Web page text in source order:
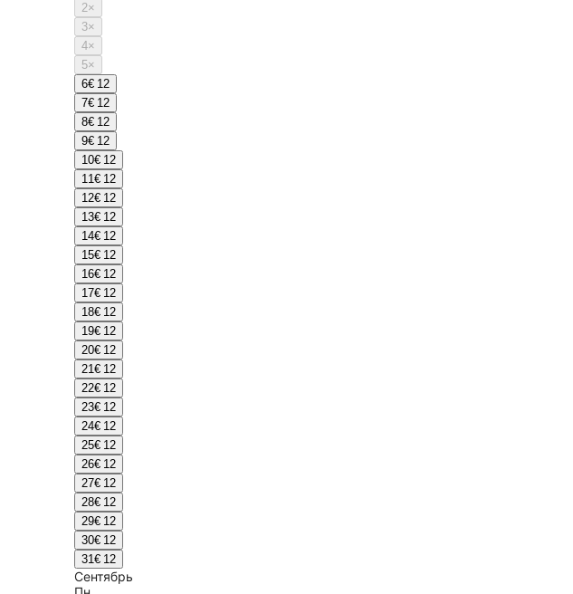
2×
3×
4×
5×
6€ 12
7€ 12
8€ 12
9€ 12
10€ 12
11€ 12
12€ 12
13€ 12
14€ 12
15€ 12
16€ 12
17€ 12
18€ 12
19€ 12
20€ 12
21€ 12
22€ 12
23€ 12
24€ 12
25€ 12
26€ 12
27€ 12
28€ 12
29€ 12
30€ 12
31€ 12
Сентябрь